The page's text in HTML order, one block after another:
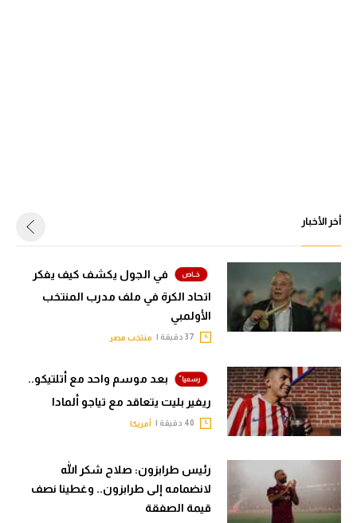
أخر الأخبار
في الجول يكشف كيف يفكر
اتحاد الكرة في ملف مدرب المنتخب
الأولمبي
منتخب مصر
بعد موسم واحد مع أتلتيكو..
ريفير بليت يتعاقد مع تياجو ألمادا
أمريكا
رئيس طرابزون: صلاح شكر الله
لانضمامه إلى طرابزون.. وغطينا نصف
قيمة الصفقة